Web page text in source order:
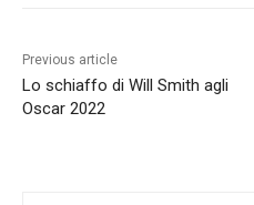
Previous article
Lo schiaffo di Will Smith agli
Oscar 2022